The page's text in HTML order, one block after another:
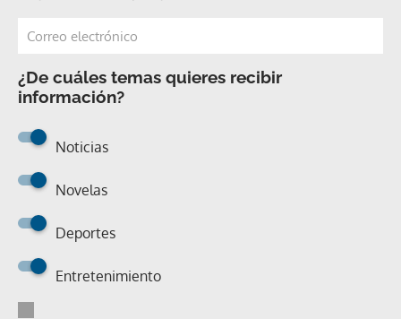
¿De cuáles temas quieres recibir
información?
Noticias
Novelas
Deportes
Entretenimiento